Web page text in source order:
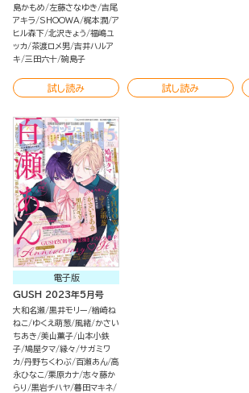
島かもめ 左藤さなゆき 吉尾
アキラ SHOOWA 梶本潤 ア
ヒル森下 北沢きょう 福嶋ユ
ッカ 茶渡ロメ男 吉井ハルア
キ 三田六十 碗島子
試し読み 試し読み
電子版
GUSH 2023年5月号
大和名瀬 黒井モリー 楢崎ね
ねこ
ゆくえ萌葱 風緒 かさい
ちあき 美山薫子 山本小鉄
子 鳩屋タマ 縁々 サガミワ
カ 丹野ちくわぶ 百瀬あん 高
永ひなこ 栗原カナ 志々藤か
らり
黒岩チハヤ 暮田マキネ